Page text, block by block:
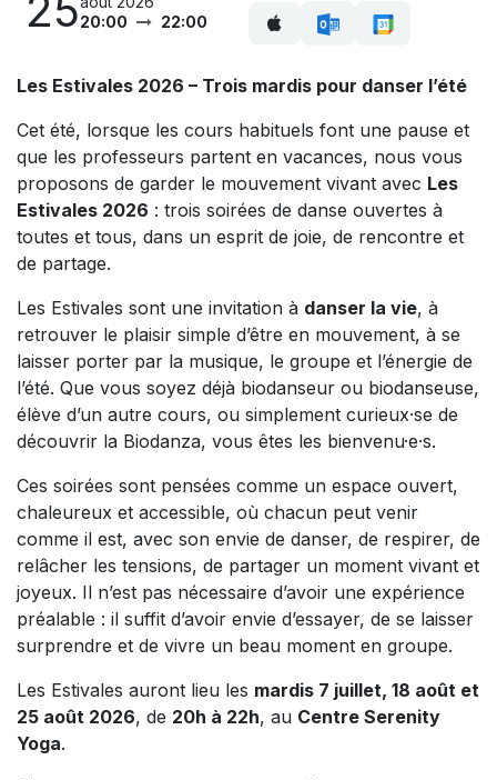
2520:00
22:00
Les Estivales 2026 – Trois mardis pour danser l’été
Cet été, lorsque les cours habituels font une pause et
que les professeurs partent en vacances, nous vous
proposons de garder le mouvement vivant avec Les
Estivales 2026 : trois soirées de danse ouvertes à
toutes et tous, dans un esprit de joie, de rencontre et
de partage.
Les Estivales sont une invitation à danser la vie, à
retrouver le plaisir simple d’être en mouvement, à se
laisser porter par la musique, le groupe et l’énergie de
l’été. Que vous soyez déjà biodanseur ou biodanseuse,
élève d’un autre cours, ou simplement curieux·se de
découvrir la Biodanza, vous êtes les bienvenu·e·s.
Ces soirées sont pensées comme un espace ouvert,
chaleureux et accessible, où chacun peut venir
comme il est, avec son envie de danser, de respirer, de
relâcher les tensions, de partager un moment vivant et
joyeux. Il n’est pas nécessaire d’avoir une expérience
préalable : il suffit d’avoir envie d’essayer, de se laisser
surprendre et de vivre un beau moment en groupe.
Les Estivales auront lieu les mardis 7 juillet, 18 août et
25 août 2026, de 20h à 22h, au Centre Serenity
Yoga.